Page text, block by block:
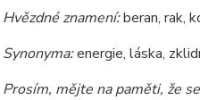
Hvězdné znamení:beran, rak,
Synonyma:energie, láska,
Prosím, mějte na paměti, že